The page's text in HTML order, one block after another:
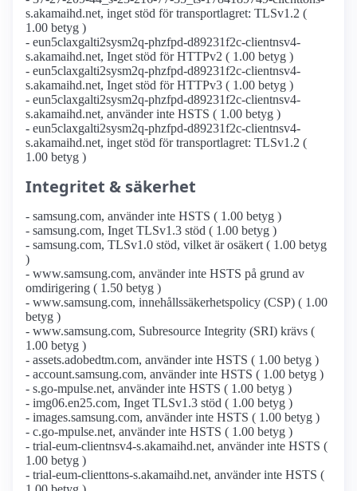
s.akamaihd.net, inget stöd för transportlagret: TLSv1.2 (
1.00 betyg )
- eun5claxgalti2sysm2q-phzfpd-d89231f2c-clientnsv4-
s.akamaihd.net, Inget stöd för HTTPv2 ( 1.00 betyg )
- eun5claxgalti2sysm2q-phzfpd-d89231f2c-clientnsv4-
s.akamaihd.net, Inget stöd för HTTPv3 ( 1.00 betyg )
- eun5claxgalti2sysm2q-phzfpd-d89231f2c-clientnsv4-
s.akamaihd.net, använder inte HSTS ( 1.00 betyg )
- eun5claxgalti2sysm2q-phzfpd-d89231f2c-clientnsv4-
s.akamaihd.net, inget stöd för transportlagret: TLSv1.2 (
1.00 betyg )
Integritet & säkerhet
- samsung.com, använder inte HSTS ( 1.00 betyg )
- samsung.com, Inget TLSv1.3 stöd ( 1.00 betyg )
- samsung.com, TLSv1.0 stöd, vilket är osäkert ( 1.00 betyg
)
- www.samsung.com, använder inte HSTS på grund av
omdirigering ( 1.50 betyg )
- www.samsung.com, innehållssäkerhetspolicy (CSP) ( 1.00
betyg )
- www.samsung.com, Subresource Integrity (SRI) krävs (
1.00 betyg )
- assets.adobedtm.com, använder inte HSTS ( 1.00 betyg )
- account.samsung.com, använder inte HSTS ( 1.00 betyg )
- s.go-mpulse.net, använder inte HSTS ( 1.00 betyg )
- img06.en25.com, Inget TLSv1.3 stöd ( 1.00 betyg )
- images.samsung.com, använder inte HSTS ( 1.00 betyg )
- c.go-mpulse.net, använder inte HSTS ( 1.00 betyg )
- trial-eum-clientnsv4-s.akamaihd.net, använder inte HSTS (
1.00 betyg )
- trial-eum-clienttons-s.akamaihd.net, använder inte HSTS (